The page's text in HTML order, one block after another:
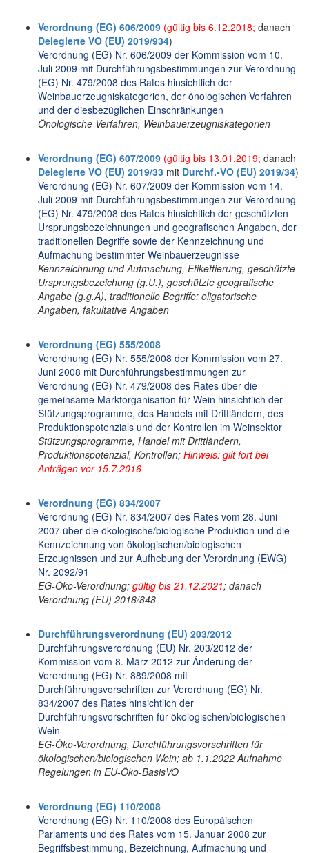
Verordnung (EG) 606/2009 (gültig bis 6.12.2018; danach
Delegierte VO (EU) 2019/934)
Verordnung (EG) Nr. 606/2009 der Kommission vom 10.
Juli 2009 mit Durchführungsbestimmungen zur Verordnung
(EG) Nr. 479/2008 des Rates hinsichtlich der
Weinbauerzeugniskategorien, der önologischen Verfahren
und der diesbezüglichen Einschränkungen
Önologische Verfahren, Weinbauerzeugniskategorien
Verordnung (EG) 607/2009 (gültig bis 13.01.2019; danach
Delegierte VO (EU) 2019/33 mit Durchf.-VO (EU) 2019/34)
Verordnung (EG) Nr. 607/2009 der Kommission vom 14.
Juli 2009 mit Durchführungsbestimmungen zur Verordnung
(EG) Nr. 479/2008 des Rates hinsichtlich der geschützten
Ursprungsbezeichnungen und geografischen Angaben, der
traditionellen Begriffe sowie der Kennzeichnung und
Aufmachung bestimmter Weinbauerzeugnisse
Kennzeichnung und Aufmachung, Etikettierung, geschützte
Ursprungsbezeichung (g.U.), geschützte geografische
Angabe (g.g.A), traditionelle Begriffe; oligatorische
Angaben, fakultative Angaben
Verordnung (EG) 555/2008
Verordnung (EG) Nr. 555/2008 der Kommission vom 27.
Juni 2008 mit Durchführungsbestimmungen zur
Verordnung (EG) Nr. 479/2008 des Rates über die
gemeinsame Marktorganisation für Wein hinsichtlich der
Stützungsprogramme, des Handels mit Drittländern, des
Produktionspotenzials und der Kontrollen im Weinsektor
Stützungsprogramme, Handel mit Drittländern,
Produktionspotenzial, Kontrollen; Hinweis: gilt fort bei
Anträgen vor 15.7.2016
Verordnung (EG) 834/2007
Verordnung (EG) Nr. 834/2007 des Rates vom 28. Juni
2007 über die ökologische/biologische Produktion und die
Kennzeichnung von ökologischen/biologischen
Erzeugnissen und zur Aufhebung der Verordnung (EWG)
Nr. 2092/91
EG-Öko-Verordnung; gültig bis 21.12.2021; danach
Verordnung (EU) 2018/848
Durchführungsverordnung (EU) 203/2012
Durchführungsverordnung (EU) Nr. 203/2012 der
Kommission vom 8. März 2012 zur Änderung der
Verordnung (EG) Nr. 889/2008 mit
Durchführungsvorschriften zur Verordnung (EG) Nr.
834/2007 des Rates hinsichtlich der
Durchführungsvorschriften für ökologischen/biologischen
Wein
EG-Öko-Verordnung, Durchführungsvorschriften für
ökologischen/biologischen Wein; ab 1.1.2022 Aufnahme
Regelungen in EU-Öko-BasisVO
Verordnung (EG) 110/2008
Verordnung (EG) Nr. 110/2008 des Europäischen
Parlaments und des Rates vom 15. Januar 2008 zur
Begriffsbestimmung, Bezeichnung, Aufmachung und